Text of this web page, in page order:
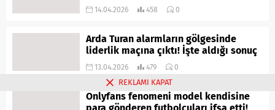
14.04.2026 458 0
Arda Turan alarmların gölgesinde
liderlik maçına çıktı! İşte aldığı sonuç
13.04.2026 479 0
Onlyfans fenomeni model kendisine
REKLAMI KAPAT